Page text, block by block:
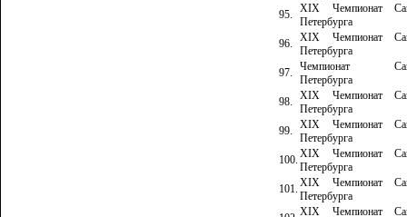
95.
XIX Чемпионат
Петербурга
96.
XIX Чемпионат
Петербурга
97.
Чемпионат
Петербурга
98.
XIX Чемпионат
Петербурга
99.
XIX Чемпионат
Петербурга
100. XIX Чемпионат
Петербурга
101. XIX Чемпионат
Петербурга
XIX Чемпионат